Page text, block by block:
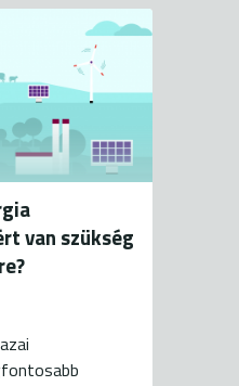
van szükség